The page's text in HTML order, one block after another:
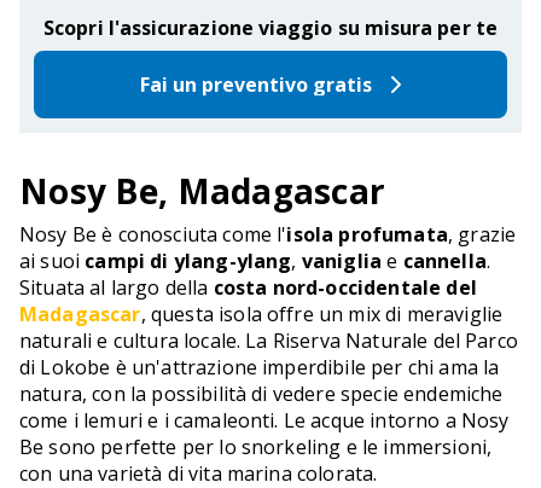
Scopri l'assicurazione viaggio su misura per te
Fai un preventivo gratis
Nosy Be, Madagascar
Nosy Be è conosciuta come l'isola profumata, grazie
ai suoi campi di ylang-ylang, vaniglia e cannella.
Situata al largo della costa nord-occidentale del
Madagascar, questa isola offre un mix di meraviglie
naturali e cultura locale. La Riserva Naturale del Parco
di Lokobe è un'attrazione imperdibile per chi ama la
natura, con la possibilità di vedere specie endemiche
come i lemuri e i camaleonti. Le acque intorno a Nosy
Be sono perfette per lo snorkeling e le immersioni,
con una varietà di vita marina colorata.